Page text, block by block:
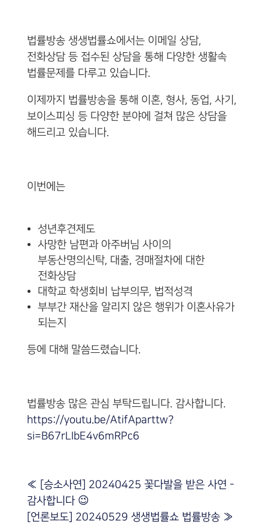
법률방송 생생법률쇼에서는 이메일 상담,
전화상담 등 접수된 상담을 통해 다양한 생활속
법률문제를 다루고 있습니다.
이제까지 법률방송을 통해 이혼, 형사, 동업, 사기,
보이스피싱 등 다양한 분야에 걸쳐 많은 상담을
해드리고 있습니다.
이번에는
성년후견제도
사망한 남편과 아주버님 사이의
부동산명의신탁, 대출, 경매절차에 대한
전화상담
대학교 학생회비 납부의무, 법적성격
부부간 재산을 알리지 않은 행위가 이혼사유가
되는지
등에 대해 말씀드렸습니다.
법률방송 많은 관심 부탁드립니다. 감사합니다.
https://youtu.be/AtifAparttw?
si=B67rLIbE4v6mRPc6
« [승소사연] 20240425 꽃다발을 받은 사연 -
감사합니다 😉
[언론보도] 20240529 생생법률쇼 법률방송 »